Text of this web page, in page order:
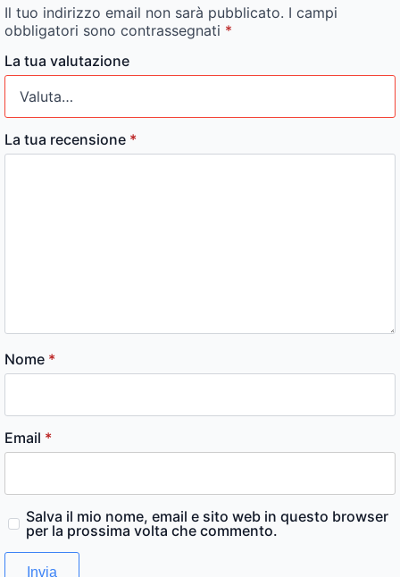
Il tuo indirizzo email non sarà pubblicato. I campi
obbligatori sono contrassegnati *
La tua valutazione
La tua recensione *
Nome *
Email *
Salva il mio nome, email e sito web in questo browser
per la prossima volta che commento.